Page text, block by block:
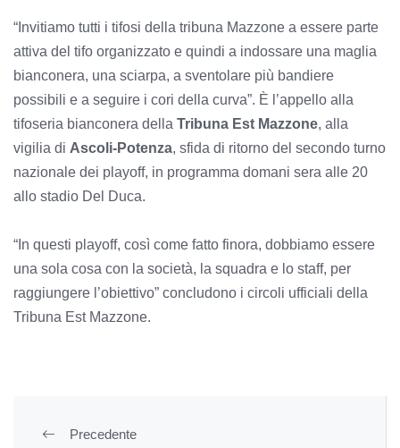
“Invitiamo tutti i tifosi della tribuna Mazzone a essere parte
attiva del tifo organizzato e quindi a indossare una maglia
bianconera, una sciarpa, a sventolare più bandiere
possibili e a seguire i cori della curva”. È l’appello alla
tifoseria bianconera della Tribuna Est Mazzone, alla
vigilia di Ascoli-Potenza, sfida di ritorno del secondo turno
nazionale dei playoff, in programma domani sera alle 20
allo stadio Del Duca.
“In questi playoff, così come fatto finora, dobbiamo essere
una sola cosa con la società, la squadra e lo staff, per
raggiungere l’obiettivo” concludono i circoli ufficiali della
Tribuna Est Mazzone.
Precedente